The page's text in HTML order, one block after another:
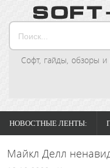
Софт, гайды, обзоры
НОВОСТНЫЕ ЛЕНТЫ:
Майкл Делл